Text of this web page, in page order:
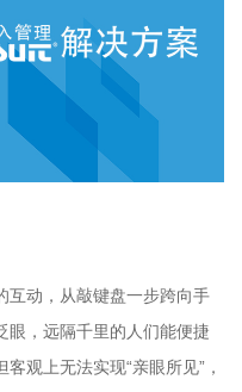
互动，从敲键盘一步跨向手
眼，远隔千里的人们能便捷
观上无法实现“亲眼所见”，